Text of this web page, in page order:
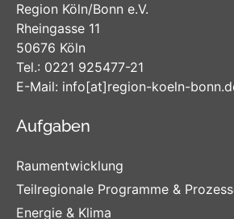
Region Köln/Bonn e.V.
Rheingasse 11
50676 Köln
Tel.: 0221 925477-21
E-Mail: info[at]region-koeln-bonn
Aufgaben
Raumentwicklung
Teilregionale Programme &
Energie & Klima